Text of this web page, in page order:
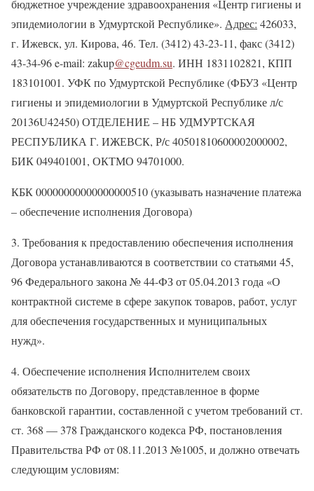
бюджетное учреждение здравоохранения «Центр гигиены и
эпидемиологии в Удмуртской Республике». Адрес: 426033,
г. Ижевск, ул. Кирова, 46. Тел. (3412) 43-23-11, факс (3412)
43-34-96 e-mail: zakup@cgeudm.su. ИНН 1831102821, КПП
183101001. УФК по Удмуртской Республике (ФБУЗ «Центр
гигиены и эпидемиологии в Удмуртской Республике л/с
20136U42450) ОТДЕЛЕНИЕ – НБ УДМУРТСКАЯ
РЕСПУБЛИКА Г. ИЖЕВСК, Р/с 40501810600002000002,
БИК 049401001, ОКТМО 94701000.
КБК 00000000000000000510 (указывать назначение платежа
– обеспечение исполнения Договора)
3. Требования к предоставлению обеспечения исполнения
Договора устанавливаются в соответствии со статьями 45,
96Федерального закона № 44-ФЗ от 05.04.2013 года «О
контрактной системе в сфере закупок товаров, работ, услуг
для обеспечения государственных и муниципальных
нужд».
4. Обеспечение исполнения Исполнителем своих
обязательств по Договору, представленное в форме
банковской гарантии, составленной с учетом требований ст.
ст. 368 — 378 Гражданского кодекса РФ, постановления
Правительства РФ от 08.11.2013 №1005, и должно отвечать
следующим условиям: